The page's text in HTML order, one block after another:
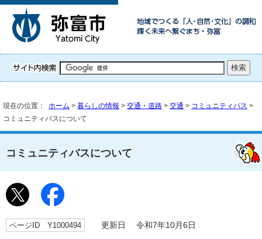
現在の位置： ホーム > 暮らしの情報 > 交通・道路 > 交通 > コミュニティバス >
コミュニティバスについて
コミュニティバスについて
ページID Y1000494 更新日 令和7年10月6日